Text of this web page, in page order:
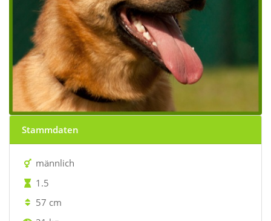
Stammdaten
männlich
1.5
57 cm